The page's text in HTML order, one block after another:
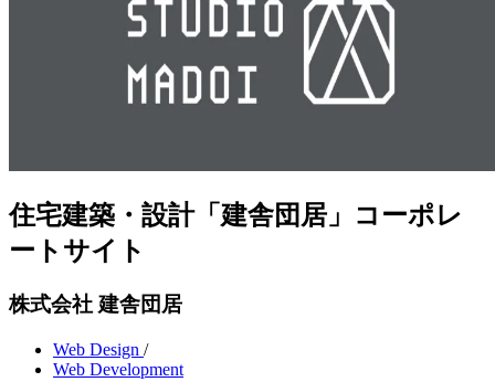
住宅建築・設計「建舎団居」コーポレ
ートサイト
株式会社 建舎団居
Web Design /
Web Development